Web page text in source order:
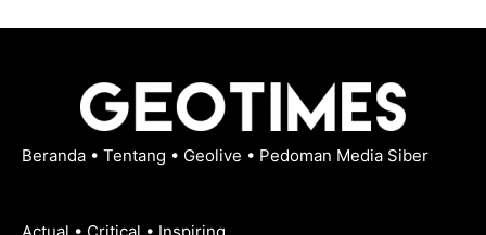
Beranda • Tentang • Geolive • Pedoman Media Siber